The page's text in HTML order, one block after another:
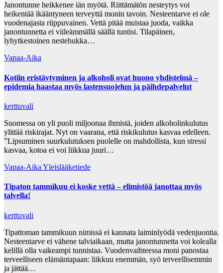
Janontunne heikkenee iän myötä. Riittämätön nesteytys voi
heikentää ikääntyneen terveyttä monin tavoin. Nesteentarve ei ole
vuodenajasta riippuvainen. Vettä pitää muistaa juoda, vaikka
janontunnetta ei viileämmällä säällä tuntisi. Tilapäinen,
lyhytkestoinen nestehukka…
Vapaa-Aika
Kotiin eristäytyminen ja alkoholi ovat huono yhdistelmä –
epidemia haastaa myös lastensuojelun ja päihdepalvelut
kerttuvali
Suomessa on yli puoli miljoonaa ihmistä, joiden alkoholinkulutus
ylittää riskirajat. Nyt on vaarana, että riskikulutus kasvaa edelleen.
”Lipsuminen suurkulutuksen puolelle on mahdollista, kun stressi
kasvaa, kotoa ei voi liikkua juuri…
Vapaa-Aika Yleislääketiede
Tipaton tammikuu ei koske vettä – elimistöä janottaa myös
talvella!
kerttuvali
Tipattoman tammikuun nimissä ei kannata laiminlyödä vedenjuontia.
Nesteentarve ei vähene talviaikaan, mutta janontunnetta voi kolealla
kelillä olla vaikeampi tunnistaa. Vuodenvaihteessa moni panostaa
terveelliseen elämäntapaan: liikkuu enemmän, syö terveellisemmin
ja jättää…